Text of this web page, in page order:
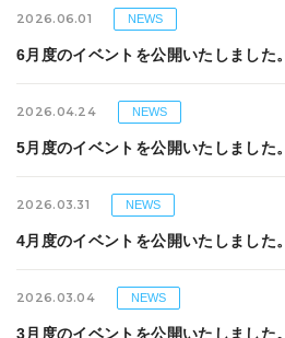
2026.06.01 NEWS
6月度のイベントを公開いたしました。
2026.04.24 NEWS
5月度のイベントを公開いたしました。
2026.03.31 NEWS
4月度のイベントを公開いたしました。
2026.03.04 NEWS
3月度のイベントを公開いたしました。